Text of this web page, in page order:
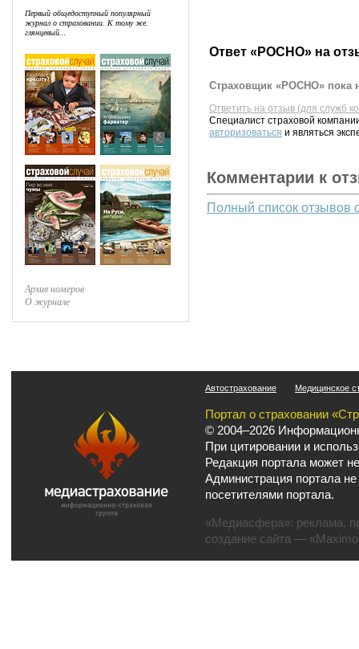
Первый общедоступный популярный
журнал о страховании. К тому же,
глянцевый...
Архив номеров
О журнале
Ответ «РОСНО» на
Страховщик «РОСНО» пока
Ответить на отзыв (для служб
Специалист страховой
авторизоваться и являться
Комментарии к
Полный список отзывов
Автострахование Медицинское
Портал о страховании
© 2004–2026
При цитировании и
Редакция портала может
Администрация портала
посетителями портала.
«Медиасфера»: реклама,
создание сайта —